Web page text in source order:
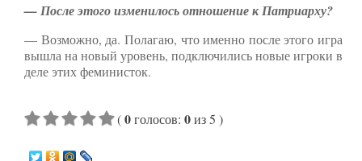
— После этого изменилось отношение к Патриарху?
— Возможно, да. Полагаю, что именно после этого игра
вышла на новый уровень, подключились новые игроки в
деле этих феминисток.
(0голосов: 0из 5 )